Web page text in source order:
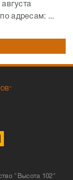
адресам: ...
"Высота 102"